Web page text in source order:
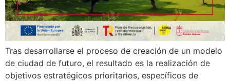
Tras desarrollarse el proceso de creación de un modelo
de ciudad de futuro, el resultado es la realización de
objetivos estratégicos prioritarios, específicos de